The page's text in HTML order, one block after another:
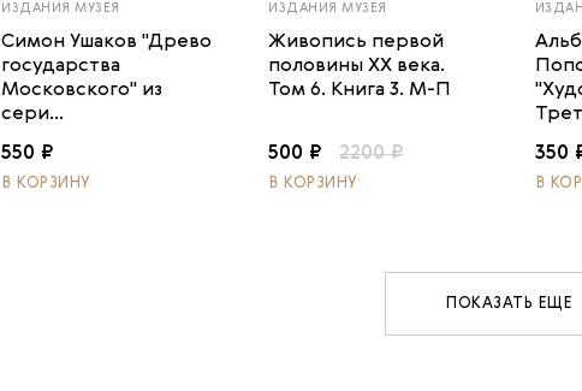
ИЗДАНИЯ МУЗЕЯ
Симон Ушаков "Древо
государства
Московского" из
сери...
550 ₽
В КОРЗИНУ
ИЗДАНИЯ МУЗЕЯ
Живопись первой
половины XX века.
Том 6. Книга 3. М-П
500 ₽ 2200 ₽
В КОРЗИНУ
350
В
ПОКАЗАТЬ ЕЩЕ